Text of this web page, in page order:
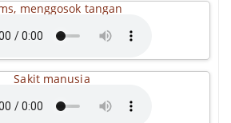
menggosok tangan
Sakit manusia